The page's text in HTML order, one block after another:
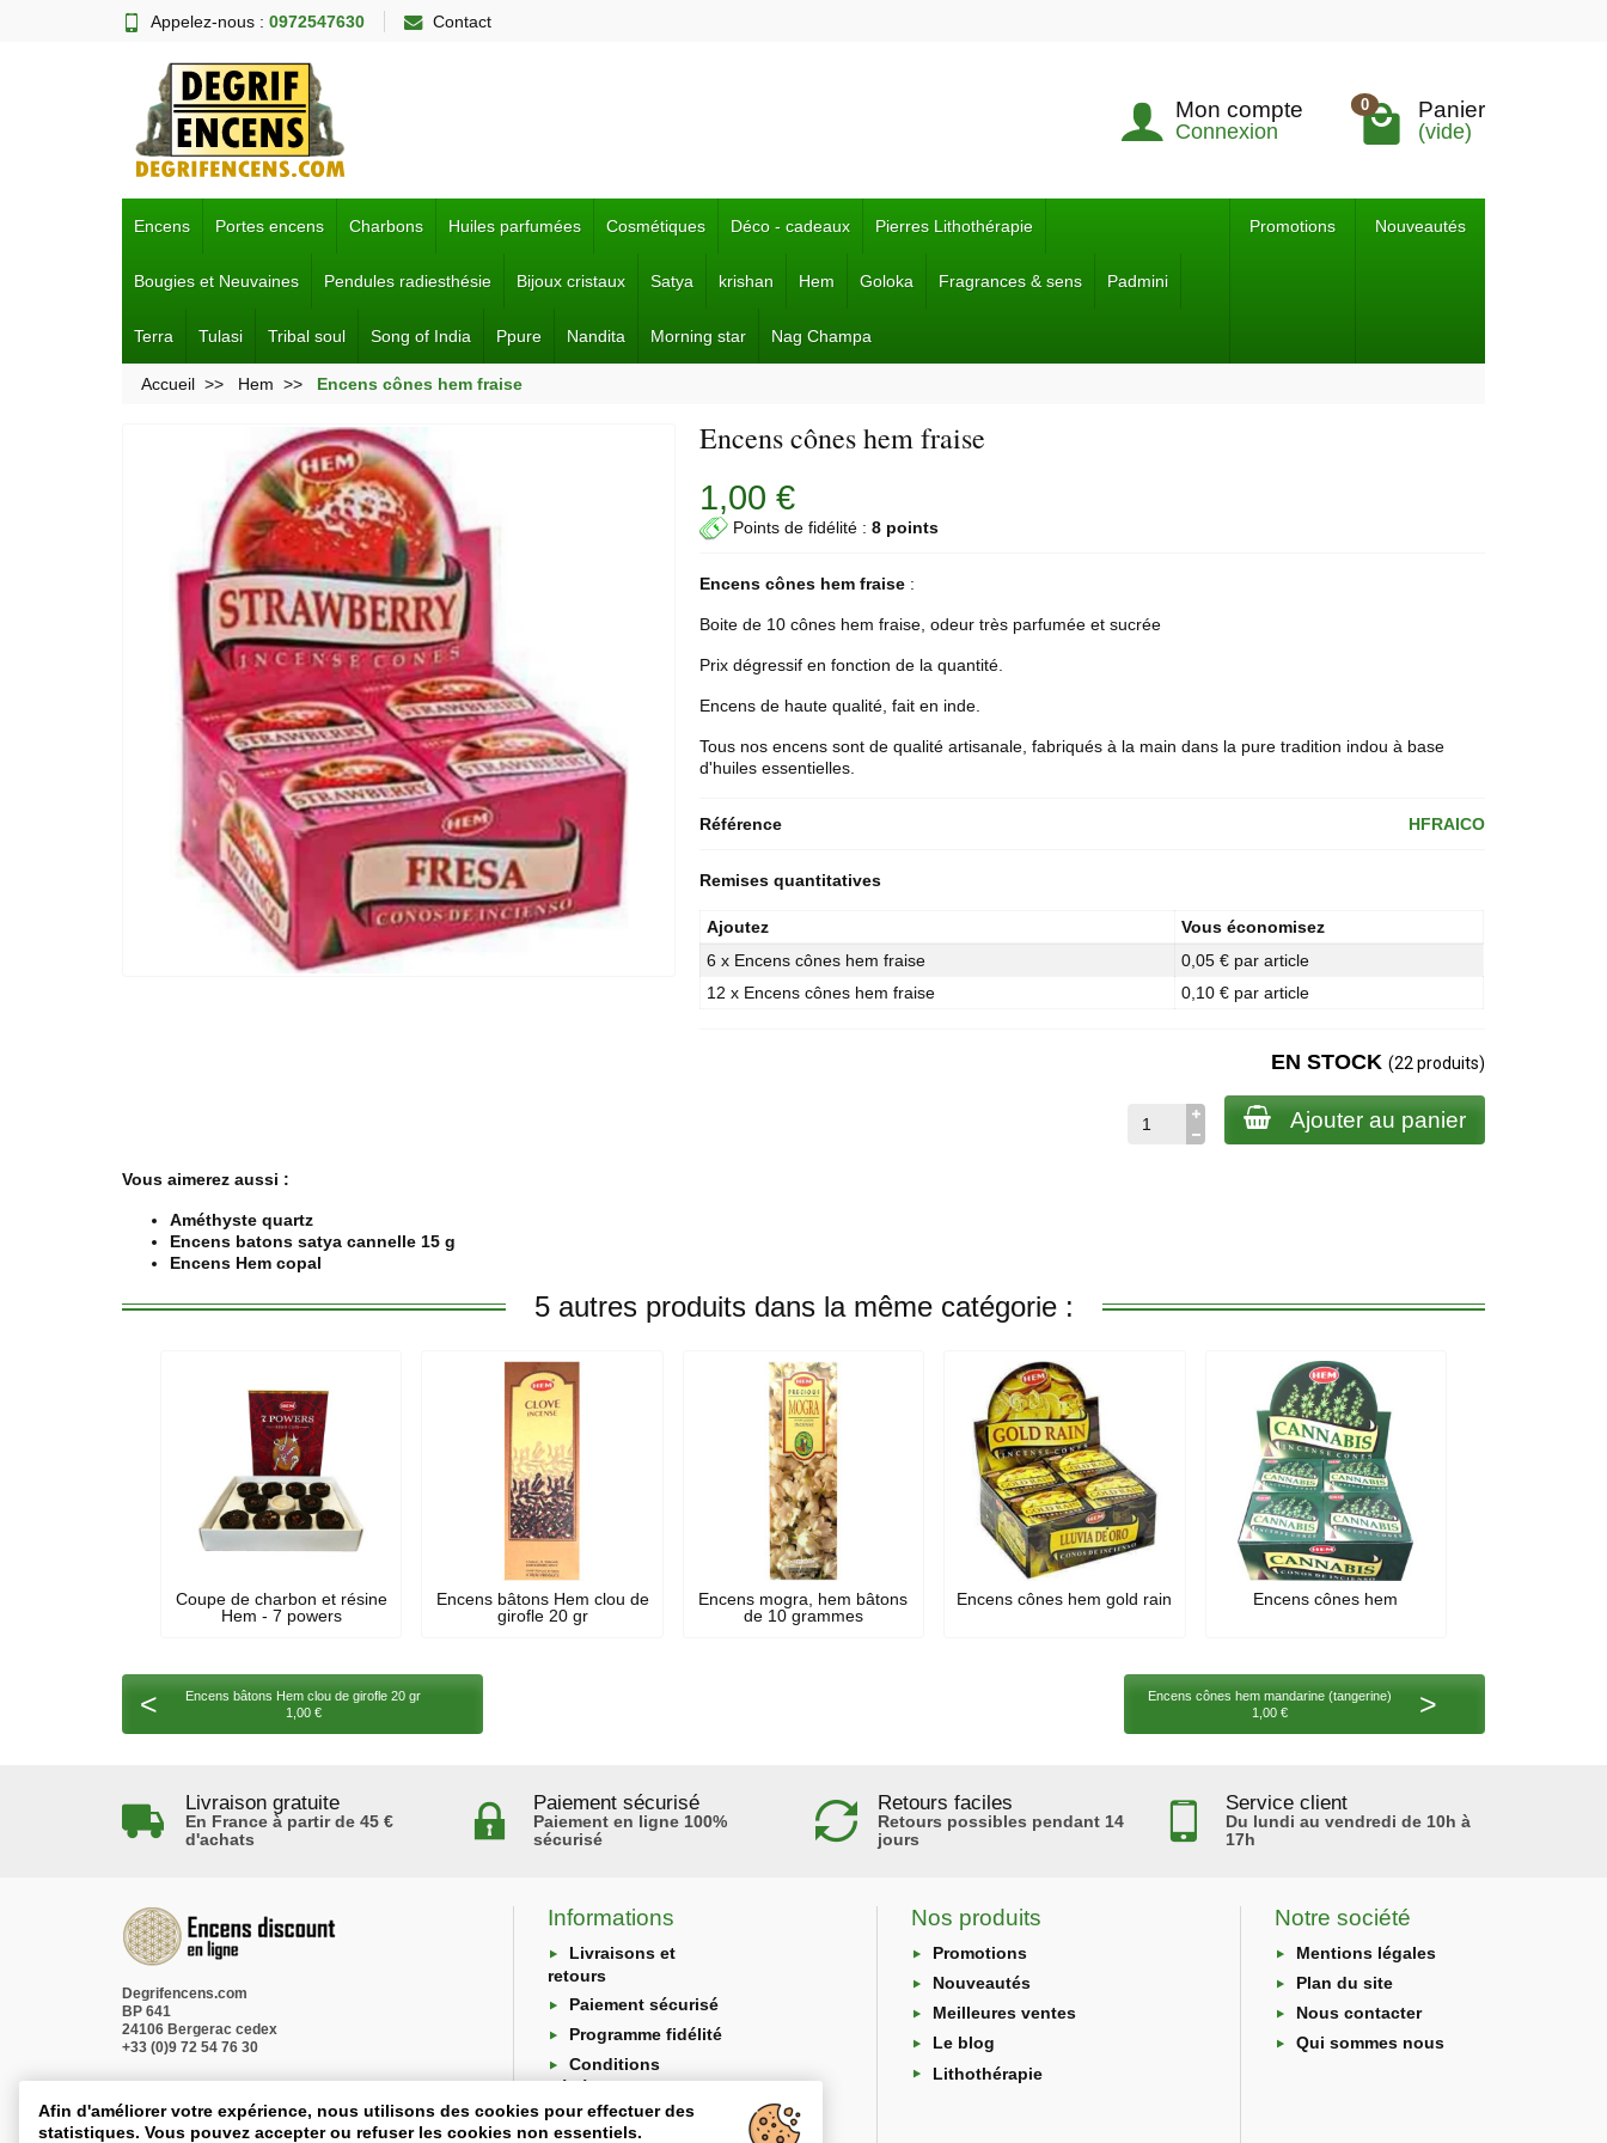
Appelez-nous : 0972547630 Contact
Mon compte
Connexion
0 Panier
(vide)
Encens Portes encens Charbons Huiles parfumées Cosmétiques Déco - cadeaux Pierres Lithothérapie
Bougies et Neuvaines Pendules radiesthésie Bijoux cristaux Satya krishan Hem Goloka Fragrances & sens Padmini
Terra Tulasi Tribal soul Song of India Ppure Nandita Morning star Nag Champa
Promotions Nouveautés
Accueil Hem Encens cônes hem fraise
Encens cônes hem fraise
1,00 €
Points de fidélité :8 points
Encens cônes hem fraise :
Boite de 10 cônes hem fraise, odeur très parfumée et sucrée
Prix dégressif en fonction de la quantité.
Encens de haute qualité, fait en inde.
Tous nos encens sont de qualité artisanale, fabriqués à la main dans la pure tradition indou à base
d'huiles essentielles.
Référence HFRAICO
Remises quantitatives
Ajoutez
Vous économisez
6 x Encens cônes hem fraise
0,05 € par article
12 x Encens cônes hem fraise
0,10 € par article
EN STOCK (22 produits)
Ajouter au panier
Vous aimerez aussi :
Améthyste quartz
Encens batons satya cannelle 15 g
Encens Hem copal
5 autres produits dans la même catégorie :
Coupe de charbon et résine
Hem - 7 powers
Encens bâtons Hem clou de
girofle 20 gr
Encens mogra, hem bâtons
de 10 grammes
Encens cônes hem gold rain Encens cônes hem
<
Encens bâtons Hem clou de girofle 20 gr
1,00 €
Encens cônes hem mandarine (tangerine)
1,00 €
>
Livraison gratuite
En France à partir de 45 €
d'achats
Paiement sécurisé
Paiement en ligne 100%
sécurisé
Retours faciles
Retours possibles pendant 14
jours
Service client
Du lundi au vendredi de 10h à
17h
Degrifencens.com
BP 641
24106 Bergerac cedex
+33 (0)9 72 54 76 30
Informations
Livraisons et
retours
Paiement sécurisé
Programme fidélité
Conditions
générales
Protection des
données
Nos produits
Promotions
Nouveautés
Meilleures ventes
Le blog
Lithothérapie
Notre société
Mentions légales
Plan du site
Nous contacter
Qui sommes nous
Afin d'améliorer votre expérience, nous utilisons des cookies pour effectuer des
statistiques. Vous pouvez accepter ou refuser les cookies non essentiels.